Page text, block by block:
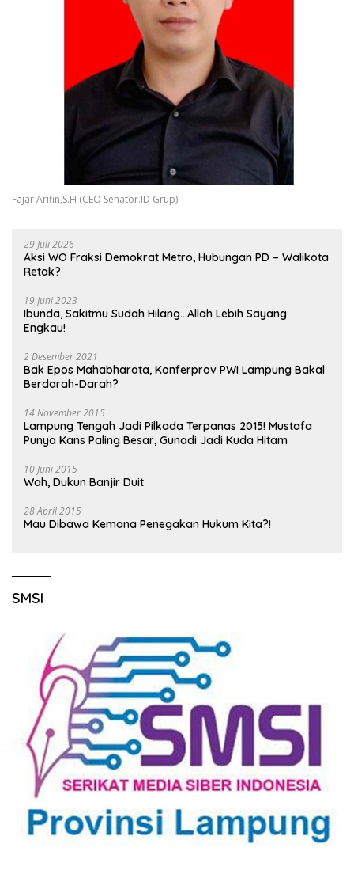
Fajar Arifin,S.H (CEO Senator.ID Grup)
29 Juli 2026
Aksi WO Fraksi Demokrat Metro, Hubungan PD – Walikota
Retak?
19 Juni 2023
Ibunda, Sakitmu Sudah Hilang…Allah Lebih Sayang
Engkau!
2 Desember 2021
Bak Epos Mahabharata, Konferprov PWI Lampung Bakal
Berdarah-Darah?
14 November 2015
Lampung Tengah Jadi Pilkada Terpanas 2015! Mustafa
Punya Kans Paling Besar, Gunadi Jadi Kuda Hitam
10 Juni 2015
Wah, Dukun Banjir Duit
28 April 2015
Mau Dibawa Kemana Penegakan Hukum Kita?!
SMSI